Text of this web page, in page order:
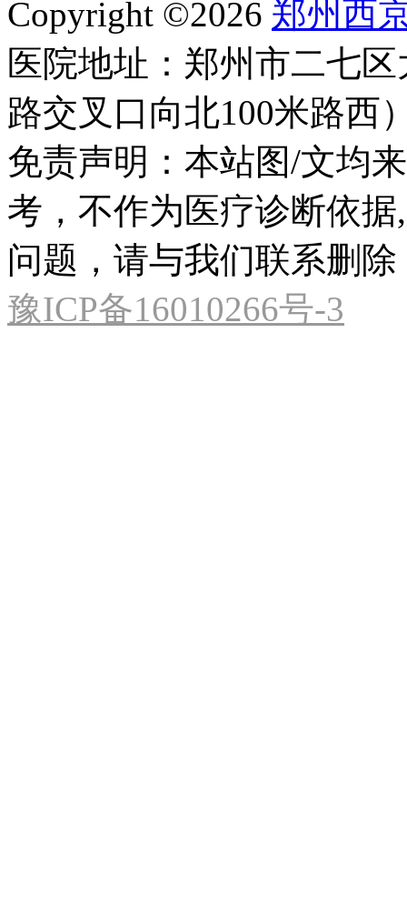
Copyright ©2026 郑州西
医院地址：郑州市二七
路交叉口向北100米路西
免责声明：本站图/文均
考，不作为医疗诊断依
问题，请与我们联系删除
豫ICP备16010266号-3